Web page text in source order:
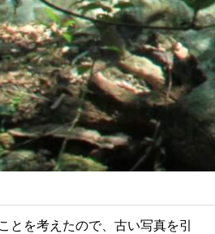
とを考えたので、古い写真を引